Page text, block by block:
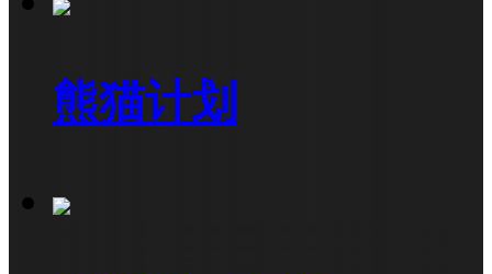
熊猫计划